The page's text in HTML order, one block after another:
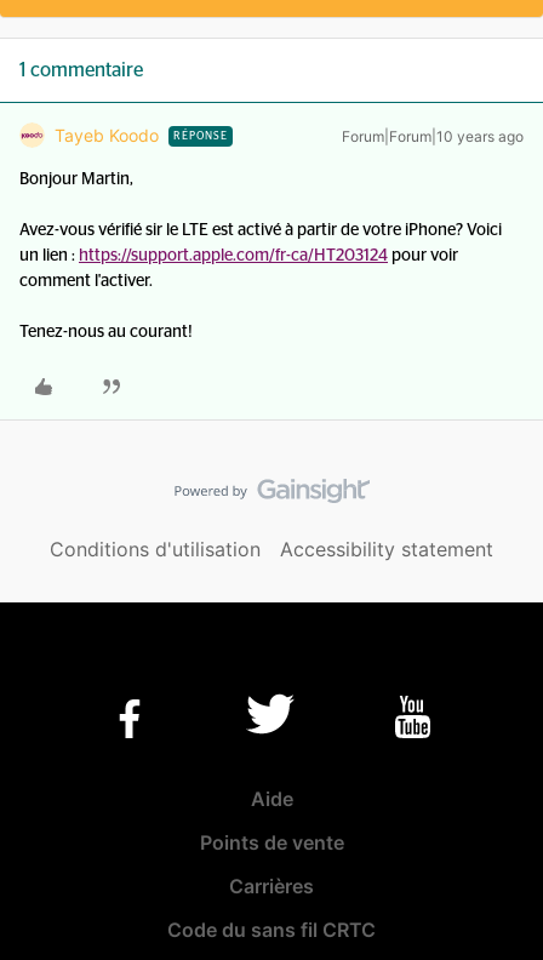
1 commentaire
Tayeb Koodo RÉPONSE Forum|Forum|10 years ago
Bonjour Martin,
Avez-vous vérifié sir le LTE est activé à partir de votre iPhone? Voici
un lien : https://support.apple.com/fr-ca/HT203124 pour voir
comment l'activer.
Tenez-nous au courant!
Conditions d'utilisation Accessibility statement
Aide
Points de vente
Carrières
Code du sans fil CRTC